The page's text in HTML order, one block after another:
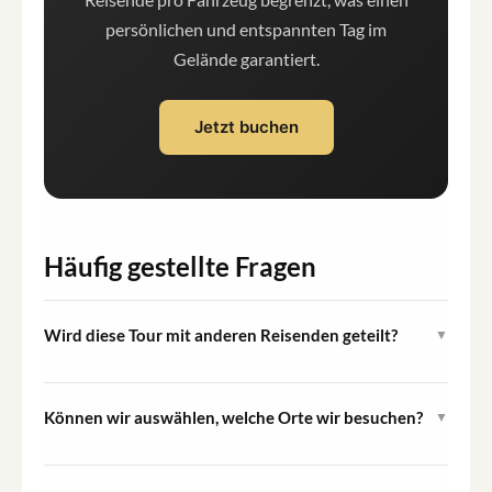
persönlichen und entspannten Tag im
Gelände garantiert.
Jetzt buchen
Häufig gestellte Fragen
Wird diese Tour mit anderen Reisenden geteilt? ▼
Ihrer Gruppe zur Verfügung.
Können wir auswählen, welche Orte wir besuchen? ▼